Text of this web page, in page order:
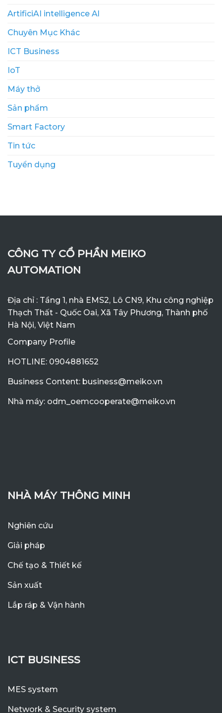
ArtificiAI intelligence Al
Chuyên Mục Khác
ICT Business
IoT
Máy thở
Sản phẩm
Smart Factory
Tin tức
Tuyển dụng
CÔNG TY CỔ PHẦN MEIKO
AUTOMATION
Địa chỉ : Tầng 1, nhà EMS2, Lô CN9, Khu công nghiệp
Thạch Thất - Quốc Oai, Xã Tây Phương, Thành phố
Hà Nội, Việt Nam
Company Profile
HOTLINE: 0904881652
Business Content: business@meiko.vn
Nhà máy: odm_oemcooperate@meiko.vn
NHÀ MÁY THÔNG MINH
Nghiên cứu
Giải pháp
Chế tạo & Thiết kế
Sản xuất
Lắp ráp & Vận hành
ICT BUSINESS
MES system
Network & Security system